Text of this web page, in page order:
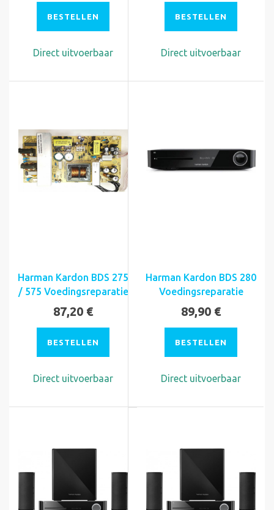
BESTELLEN
Direct uitvoerbaar
BESTELLEN
Direct uitvoerbaar
Harman Kardon BDS 275
/ 575 Voedingsreparatie
87,20 €
BESTELLEN
Direct uitvoerbaar
Harman Kardon BDS 280
Voedingsreparatie
89,90 €
BESTELLEN
Direct uitvoerbaar